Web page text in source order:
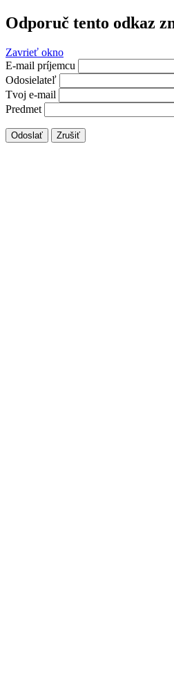
Odporuč tento odkaz
Zavrieť okno
E-mail príjemcu
Odosielateľ
Tvoj e-mail
Predmet
Odoslať Zrušiť